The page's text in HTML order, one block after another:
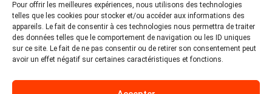
Pour offrir les meilleures expériences, nous utilisons des technologies
telles que les cookies pour stocker et/ou accéder aux informations des
appareils. Le fait de consentir à ces technologies nous permettra de traiter
des données telles que le comportement de navigation ou les ID uniques
sur ce site. Le fait de ne pas consentir ou de retirer son consentement peut
avoir un effet négatif sur certaines caractéristiques et fonctions.
Copyright © 2026 Tous droits réservés -